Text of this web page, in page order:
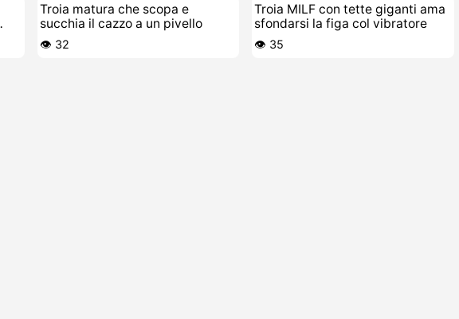
Troia matura che scopa e
succhia il cazzo a un pivello
👁️ 32
Troia MILF con tette giganti ama
sfondarsi la figa col vibratore
👁️ 35